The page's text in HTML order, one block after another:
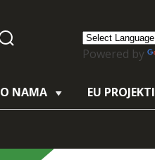
O NAMA EU PROJEKTI
Powered by